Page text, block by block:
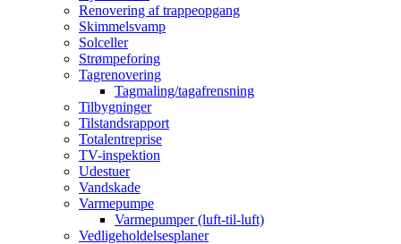
Renovering af trappeopgang
Skimmelsvamp
Solceller
Strømpeforing
Tagrenovering
Tagmaling/tagafrensning
Tilbygninger
Tilstandsrapport
Totalentreprise
TV-inspektion
Udestuer
Vandskade
Varmepumpe
Varmepumper (luft-til-luft)
Vedligeholdelsesplaner